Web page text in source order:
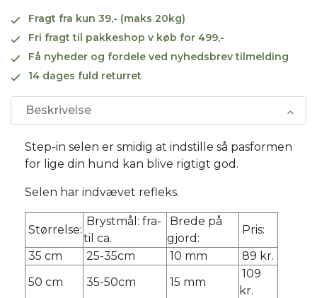
Fragt fra kun 39,- (maks 20kg)
Fri fragt til pakkeshop v køb for 499,-
Få nyheder og fordele ved nyhedsbrev tilmelding
14 dages fuld returret
Beskrivelse
Step-in selen er smidig at indstille så pasformen
for lige din hund kan blive rigtigt god.
Selen har indvævet refleks.
Størrelse:
Brystmål: fra-
til ca.
Brede på
gjord:
Pris:
35 cm
25-35cm 10 mm
89 kr.
50 cm
35-50cm 15 mm
109
kr.